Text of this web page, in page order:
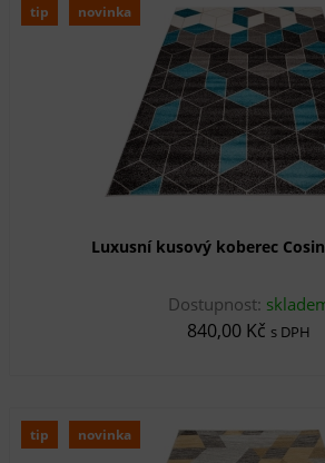
tip novinka
Luxusní kusový koberec
Dostupnost:
840,00 Kč s DPH
tip novinka